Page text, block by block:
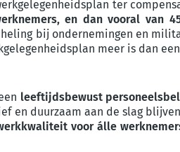
ter
en dan vooral van
bij ondernemingen en
meer is dan
leeftijdsbewust
en duurzaam aan de slag
voor álle